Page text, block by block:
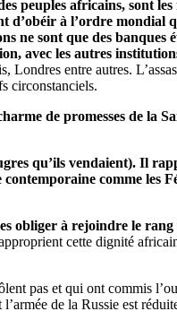
peuples africains, sont
à l’ordre mondial
ne sont que des banques
avec les autres
Londres entre autres.
circonstanciels.
de promesses de la
qu’ils vendaient). Il
comme les
obliger à rejoindre le rang
cette dignité
pas et qui ont commis
de la Russie est